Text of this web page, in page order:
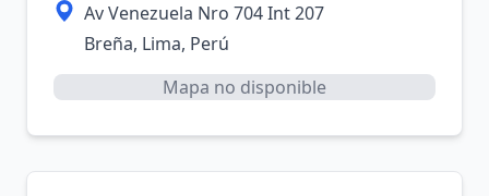
Av Venezuela Nro 704 Int 207
Breña, Lima, Perú
Mapa no disponible